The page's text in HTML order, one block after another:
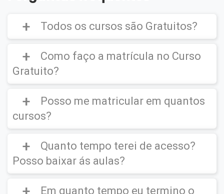
Todos os cursos são Gratuitos?
Curso Gratuito,porém caso deseje emitir o
Certificado Digital é cobrado uma taxa de
IMPORTANTE(O certificado Digital não é
enviado para sua residência, este ficará
Como faço a matrícula no Curso
Gratuito?
CLIQUE AQUI para ver um vídeo de como
efetuar a matrícula em um
Posso me matricular em quantos
cursos?
Você poderá se matricular em quantos
cursos desejar.
Quanto tempo terei de acesso?
Posso baixar ás aulas?
Após matrícula você terá direito deacessar
Em quanto tempo eu termino o